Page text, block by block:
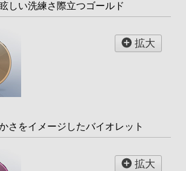
しい洗練さ際立つゴールド
拡大
さをイメージしたバイオレット
拡大